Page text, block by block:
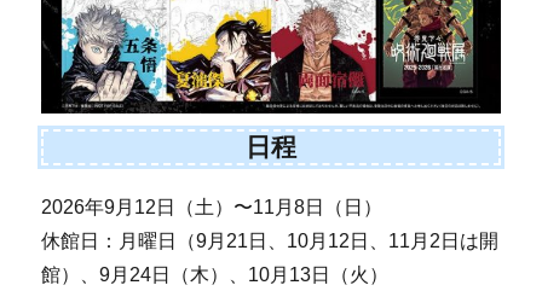
日程
2026年9月12日（土）〜11月8日（日）
休館日：月曜日（9月21日、10月12日、11月2日は開
館）、9月24日（木）、10月13日（火）